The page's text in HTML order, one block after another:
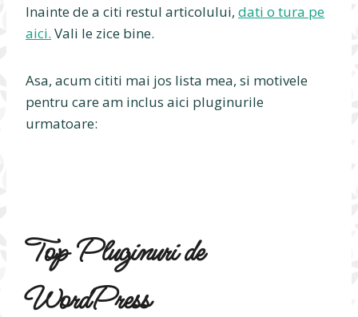
Inainte de a citi restul articolului, dati o tura pe
aici. Vali le zice bine.
Asa, acum cititi mai jos lista mea, si motivele
pentru care am inclus aici pluginurile
urmatoare:
Top Pluginuri de
WordPress